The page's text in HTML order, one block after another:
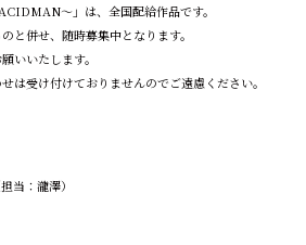
～」は、全国配給作品です。
と併せ、随時募集中となります。
いいたします。
は受け付けておりませんのでご遠慮ください。
当：瀧澤）